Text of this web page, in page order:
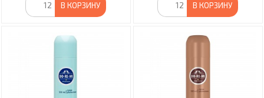
В КОРЗИНУ В КОРЗИНУ